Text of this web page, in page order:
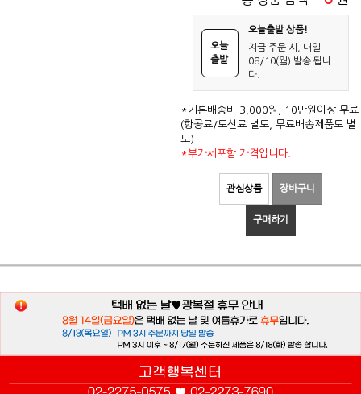
오늘
출발
오늘출발 상품!
지금 주문 시, 내일
08/10(월) 발송 됩니
다.
*기본배송비 3,000원, 10만원이상 무료
(항공료/도선료 별도, 무료배송제품도 별
도)
*부가세포함 가격입니다.
관심상품 장바구니
구매하기